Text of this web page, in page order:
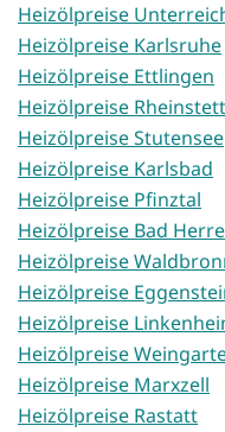
Heizölpreise
Heizölpreise Karlsruhe
Heizölpreise Ettlingen
Heizölpreise
Heizölpreise Stutensee
Heizölpreise Karlsbad
Heizölpreise Pfinztal
Heizölpreise Bad
Heizölpreise
Heizölpreise
Heizölpreise
Heizölpreise
Heizölpreise Marxzell
Heizölpreise Rastatt